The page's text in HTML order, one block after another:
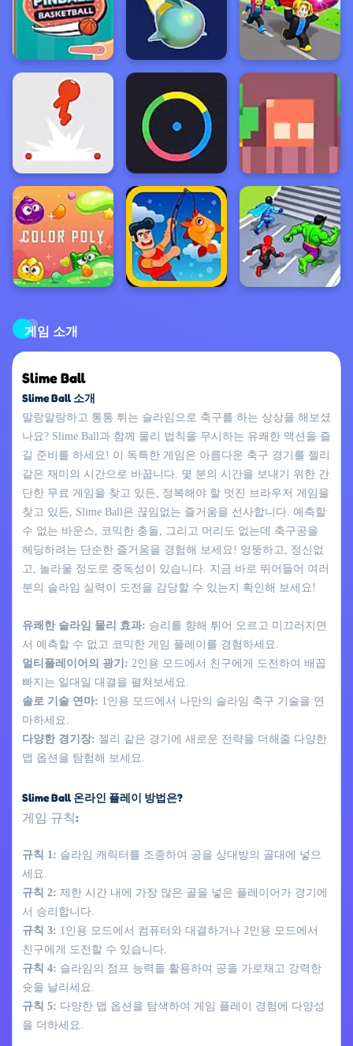
게임 소개
Slime Ball
Slime Ball 소개
말랑말랑하고 통통 튀는 슬라임으로 축구를 하는 상상을 해보셨
나요? Slime Ball과 함께 물리 법칙을 무시하는 유쾌한 액션을 즐
길 준비를 하세요! 이 독특한 게임은 아름다운 축구 경기를 젤리
같은 재미의 시간으로 바꿉니다. 몇 분의 시간을 보내기 위한 간
단한 무료 게임을 찾고 있든, 정복해야 할 멋진 브라우저 게임을
찾고 있든, Slime Ball은 끊임없는 즐거움을 선사합니다. 예측할
수 없는 바운스, 코믹한 충돌, 그리고 머리도 없는데 축구공을
헤딩하려는 단순한 즐거움을 경험해 보세요! 엉뚱하고, 정신없
고, 놀라울 정도로 중독성이 있습니다. 지금 바로 뛰어들어 여러
분의 슬라임 실력이 도전을 감당할 수 있는지 확인해 보세요!
유쾌한 슬라임 물리 효과: 승리를 향해 튀어 오르고 미끄러지면
서 예측할 수 없고 코믹한 게임 플레이를 경험하세요.
멀티플레이어의 광기: 2인용 모드에서 친구에게 도전하여 배꼽
빠지는 일대일 대결을 펼쳐보세요.
솔로 기술 연마: 1인용 모드에서 나만의 슬라임 축구 기술을 연
마하세요.
다양한 경기장: 젤리 같은 경기에 새로운 전략을 더해줄 다양한
맵 옵션을 탐험해 보세요.
Slime Ball 온라인 플레이 방법은?
게임 규칙:
규칙 1: 슬라임 캐릭터를 조종하여 공을 상대방의 골대에 넣으
세요.
규칙 2: 제한 시간 내에 가장 많은 골을 넣은 플레이어가 경기에
서 승리합니다.
규칙 3: 1인용 모드에서 컴퓨터와 대결하거나 2인용 모드에서
친구에게 도전할 수 있습니다.
규칙 4: 슬라임의 점프 능력을 활용하여 공을 가로채고 강력한
슛을 날리세요.
규칙 5: 다양한 맵 옵션을 탐색하여 게임 플레이 경험에 다양성
을 더하세요.